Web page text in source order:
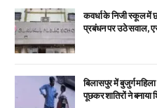
कवर्धा के निजी स्कूल में
प्रबंधन पर उठे सवाल,
बिलासपुर में बुजुर्ग
पूछकर शातिरों ने बनाया